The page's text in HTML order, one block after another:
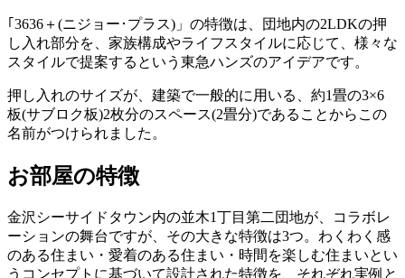
｢3636＋(ニジョー･プラス)」の特徴は、団地内の2LDKの押
し入れ部分を、家族構成やライフスタイルに応じて、様々な
スタイルで提案するという東急ハンズのアイデアです。
押し入れのサイズが、建築で一般的に用いる、約1畳の3×6
板(サブロク板)2枚分のスペース(2畳分)であることからこの
名前がつけられました。
お部屋の特徴
金沢シーサイドタウン内の並木1丁目第二団地が、コラボレ
ーションの舞台ですが、その大きな特徴は3つ。わくわく感
のある住まい・愛着のある住まい・時間を楽しむ住まいとい
うコンセプトに基づいて設計された特徴を、それぞれ実例と